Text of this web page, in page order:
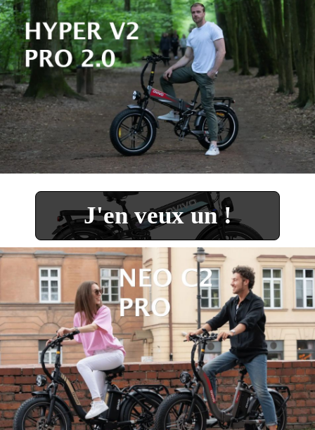
J'en veux un !